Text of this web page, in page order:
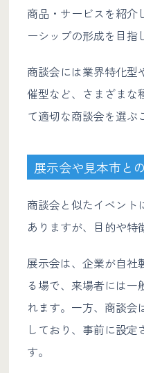
商品・サービスを紹介
ーシップの形成を目指
商談会には業界特化型
催型など、さまざまな
て適切な商談会を選ぶ
展示会や見本市と
商談会と似たイベント
ありますが、目的や特
展示会は、企業が自社
る場で、来場者には一
れます。一方、商談会
しており、事前に設定
す。